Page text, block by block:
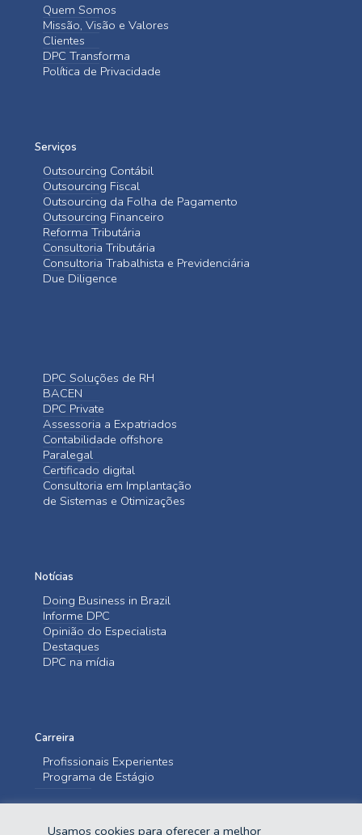
Quem Somos
Missão, Visão e Valores
Clientes
DPC Transforma
Política de Privacidade
Serviços
Outsourcing Contábil
Outsourcing Fiscal
Outsourcing da Folha de Pagamento
Outsourcing Financeiro
Reforma Tributária
Consultoria Tributária
Consultoria Trabalhista e Previdenciária
Due Diligence
DPC Soluções de RH
BACEN
DPC Private
Assessoria a Expatriados
Contabilidade offshore
Paralegal
Certificado digital
Consultoria em Implantação
de Sistemas e Otimizações
Notícias
Doing Business in Brazil
Informe DPC
Opinião do Especialista
Destaques
DPC na mídia
Carreira
Profissionais Experientes
Programa de Estágio
Fale Conosco
Usamos cookies para oferecer a melhor